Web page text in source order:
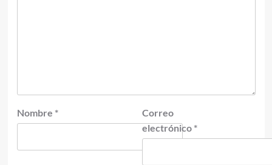
Nombre *
Correo
electrónico *